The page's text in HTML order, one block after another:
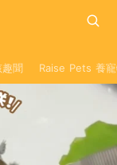
聞 Raise Pets 養